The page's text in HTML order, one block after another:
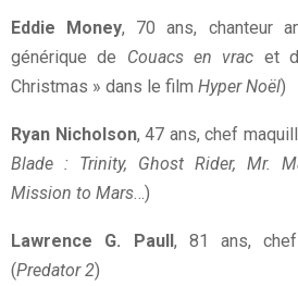
Eddie Money, 70 ans, chanteur
générique de Couacs en vrac et
Christmas » dans le film Hyper Noël)
Ryan Nicholson, 47 ans, chef
Blade : Trinity, Ghost Rider, Mr.
Mission to Mars …)
Lawrence G. Paull, 81 ans, chef
(Predator 2)